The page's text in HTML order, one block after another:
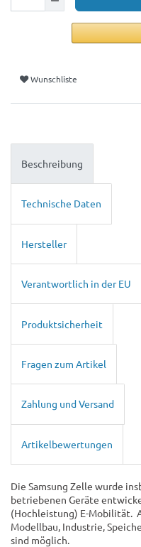
Wunschliste
Beschreibung
Technische Daten
Hersteller
Verantwortlich in der EU
Produktsicherheit
Fragen zum Artikel
Zahlung und Versand
Artikelbewertungen
Die Samsung Zelle wurde
betriebenen Geräte
(Hochleistung) E-Mobilität.
Modellbau, Industrie,
sind möglich.